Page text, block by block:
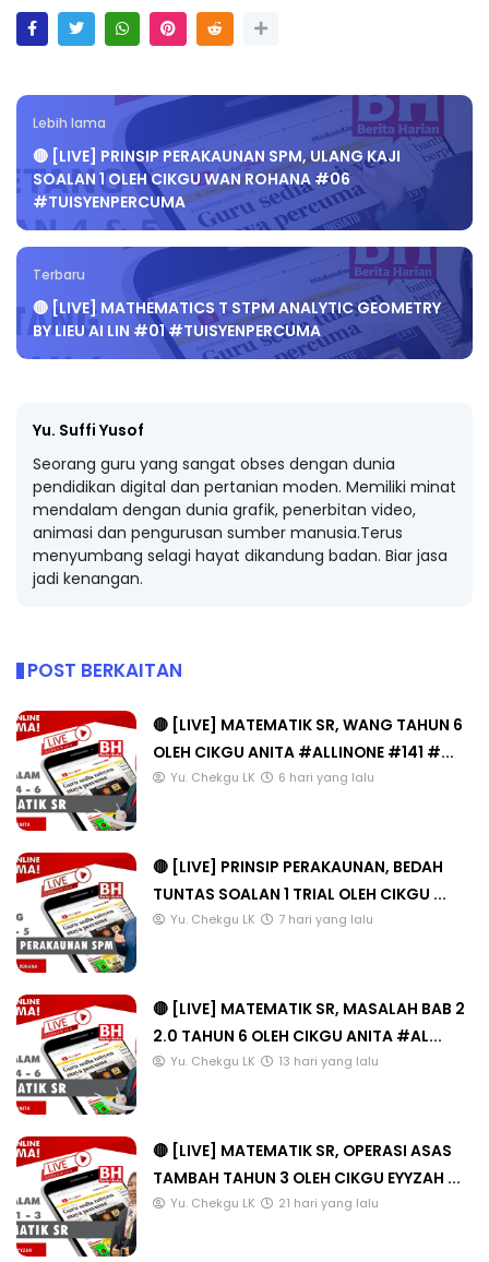
Lebih lama
🔴 [LIVE] PRINSIP PERAKAUNAN SPM, ULANG KAJI
SOALAN 1 OLEH CIKGU WAN ROHANA #06
#TUISYENPERCUMA
Terbaru
🔴 [LIVE] MATHEMATICS T STPM ANALYTIC GEOMETRY
BY LIEU AI LIN #01 #TUISYENPERCUMA
Yu. Suffi Yusof
Seorang guru yang sangat obses dengan dunia
pendidikan digital dan pertanian moden. Memiliki minat
mendalam dengan dunia grafik, penerbitan video,
animasi dan pengurusan sumber manusia.Terus
menyumbang selagi hayat dikandung badan. Biar jasa
jadi kenangan.
POST BERKAITAN
🔴 [LIVE] MATEMATIK SR, WANG TAHUN 6
OLEH CIKGU ANITA #ALLINONE #141 #...
Yu. Chekgu LK 6 hari yang lalu
🔴 [LIVE] PRINSIP PERAKAUNAN, BEDAH
TUNTAS SOALAN 1 TRIAL OLEH CIKGU ...
Yu. Chekgu LK 7 hari yang lalu
🔴 [LIVE] MATEMATIK SR, MASALAH BAB 2
2.0 TAHUN 6 OLEH CIKGU ANITA #AL...
Yu. Chekgu LK 13 hari yang lalu
🔴 [LIVE] MATEMATIK SR, OPERASI ASAS
TAMBAH TAHUN 3 OLEH CIKGU EYYZAH ...
Yu. Chekgu LK 21 hari yang lalu